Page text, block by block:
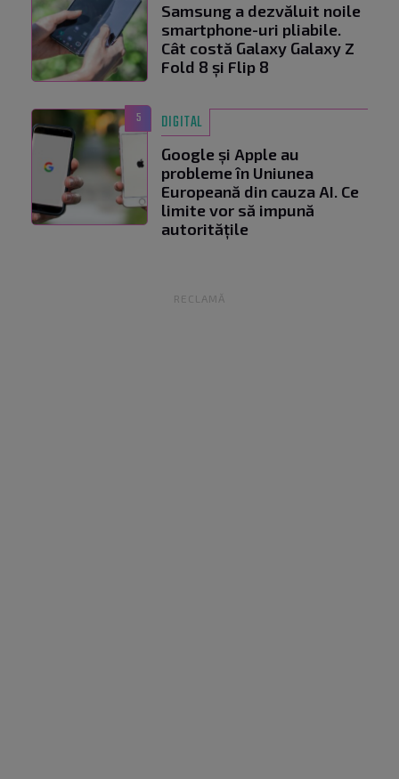
Samsung a dezvăluit noile
smartphone-uri pliabile.
Cât costă Galaxy Galaxy Z
Fold 8 și Flip 8
5 DIGITAL
Google și Apple au
probleme în Uniunea
Europeană din cauza AI. Ce
limite vor să impună
autoritățile
RECLAMĂ